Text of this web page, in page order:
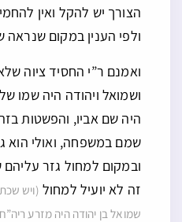
הצורך יש להקל ואין
ולפי הענין במקום שנראה
ואמנם ר”י החסיד ציוה
ושמואל ויהודה היה שמו
היה שם אביו, והפשטות
שמם במשפחה, ואולי הוא
ובמקום למחול גזר
זה לא יועיל למחול (ויש
שמואל בן יהודה היה מזרע